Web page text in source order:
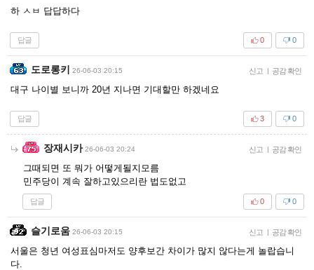
하 ㅅㅂ 답답하다
답글 0
0
도로롱키 26-06-03 20:15 신고 | 공감 확인
대구 나이별 보니까 20년 지나면 기대할만 하겠네요
답글 0
3
장재시카 26-06-03 20:24 신고 | 공감 확인
그때되면 또 뭐가 어떻게될지모름
민주당이 계속 잘하고있으리란 법도없고
답글 0
0
슬기로움 26-06-03 20:15 신고 | 공감 확인
서울은 청년 여성표심마저도 양후보간 차이가 많지 않다는게 놀랍습니
다.